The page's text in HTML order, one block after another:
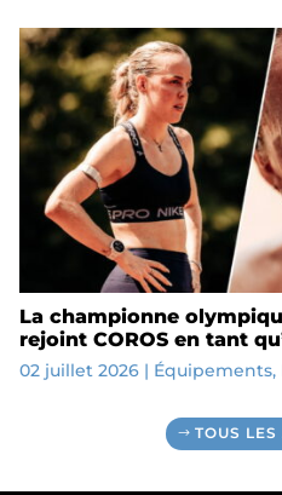
La championne
rejoint COROS en tant
02 juillet 2026| Équipements,
TOUS LES